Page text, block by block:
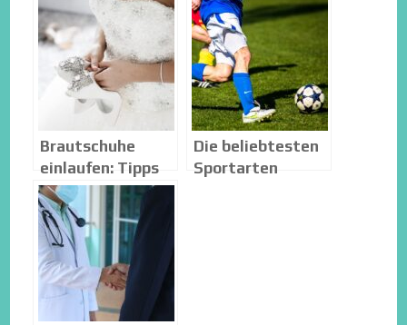
Brautschuhe
einlaufen: Tipps
und Tricks
Die beliebtesten
Sportarten